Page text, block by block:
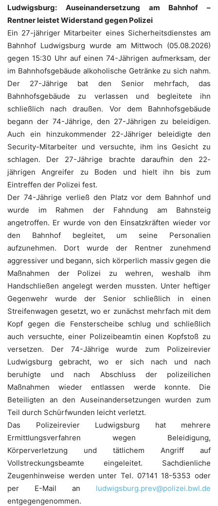
Ludwigsburg: Auseinandersetzung am Bahnhof –
Rentner leistet Widerstand gegen Polizei
Ein 27-jähriger Mitarbeiter eines Sicherheitsdienstes am
Bahnhof Ludwigsburg wurde am Mittwoch (05.08.2026)
gegen 15:30 Uhr auf einen 74-Jährigen aufmerksam, der
im Bahnhofsgebäude alkoholische Getränke zu sich nahm.
Der 27-Jährige bat den Senior mehrfach, das
Bahnhofsgebäude zu verlassen und begleitete ihn
schließlich nach draußen. Vor dem Bahnhofsgebäude
begann der 74-Jährige, den 27-Jährigen zu beleidigen.
Auch ein hinzukommender 22-Jähriger beleidigte den
Security-Mitarbeiter und versuchte, ihm ins Gesicht zu
schlagen. Der 27-Jährige brachte daraufhin den 22-
jährigen Angreifer zu Boden und hielt ihn bis zum
Eintreffen der Polizei fest.
Der 74-Jährige verließ den Platz vor dem Bahnhof und
wurde im Rahmen der Fahndung am Bahnsteig
angetroffen. Er wurde von den Einsatzkräften wieder vor
den Bahnhof begleitet, um seine Personalien
aufzunehmen. Dort wurde der Rentner zunehmend
aggressiver und begann, sich körperlich massiv gegen die
Maßnahmen der Polizei zu wehren, weshalb ihm
Handschließen angelegt werden mussten. Unter heftiger
Gegenwehr wurde der Senior schließlich in einen
Streifenwagen gesetzt, wo er zunächst mehrfach mit dem
Kopf gegen die Fensterscheibe schlug und schließlich
auch versuchte, einer Polizeibeamtin einen Kopfstoß zu
versetzen. Der 74-Jährige wurde zum Polizeirevier
Ludwigsburg gebracht, wo er sich nach und nach
beruhigte und nach Abschluss der polizeilichen
Maßnahmen wieder entlassen werde konnte. Die
Beteiligten an den Auseinandersetzungen wurden zum
Teil durch Schürfwunden leicht verletzt.
Das Polizeirevier Ludwigsburg hat mehrere
Ermittlungsverfahren wegen Beleidigung,
Körperverletzung und tätlichem Angriff auf
Vollstreckungsbeamte eingeleitet. Sachdienliche
Zeugenhinweise werden unter Tel. 07141 18-5353 oder
per E-Mail an ludwigsburg.prev@polizei.bwl.de
entgegengenommen.